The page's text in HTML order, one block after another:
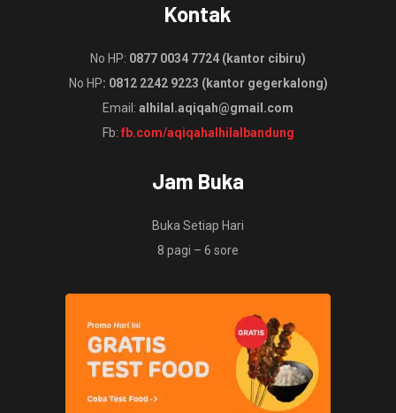
Kontak
No HP: 0877 0034 7724 (kantor cibiru)
No HP: 0812 2242 9223 (kantor gegerkalong)
Email: alhilal.aqiqah@gmail.com
Fb: fb.com/aqiqahalhilalbandung
Jam Buka
Buka Setiap Hari
8 pagi – 6 sore